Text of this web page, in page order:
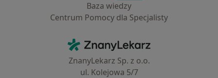
Baza wiedzy
Centrum Pomocy dla Specjalisty
ZnanyLekarz - Strona główna
ZnanyLekarz Sp. z o.o.
ul. Kolejowa 5/7